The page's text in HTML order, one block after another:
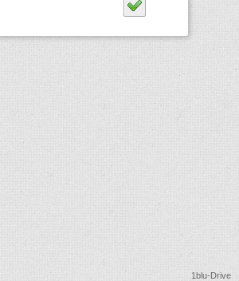
1blu-Drive